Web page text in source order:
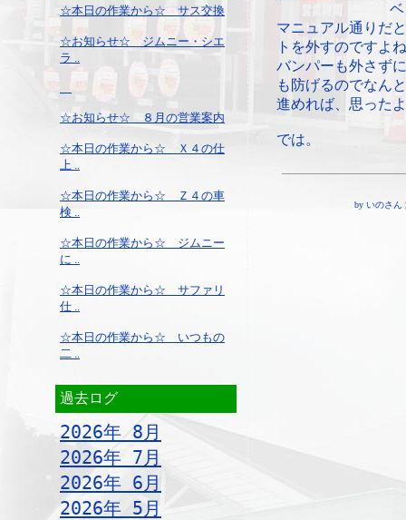
☆本日の作業から☆ サス交換
☆お知らせ☆ ジムニー・シエ
ラ ..
☆お知らせ☆ ８月の営業案内
☆本日の作業から☆ Ｘ４の仕
上 ..
☆本日の作業から☆ Ｚ４の車
検 ..
☆本日の作業から☆ ジムニー
に ..
☆本日の作業から☆ サファリ
仕 ..
☆本日の作業から☆ いつもの
二 ..
過去ログ
2026年 8月
2026年 7月
2026年 6月
2026年 5月
マニュアル通りだ
トを外すのですよ
バンパーも外さず
も防げるのでなん
進めれば、思った
では。
by いのさん